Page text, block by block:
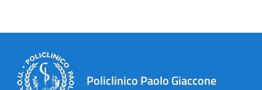
Policlinico Paolo Giaccone